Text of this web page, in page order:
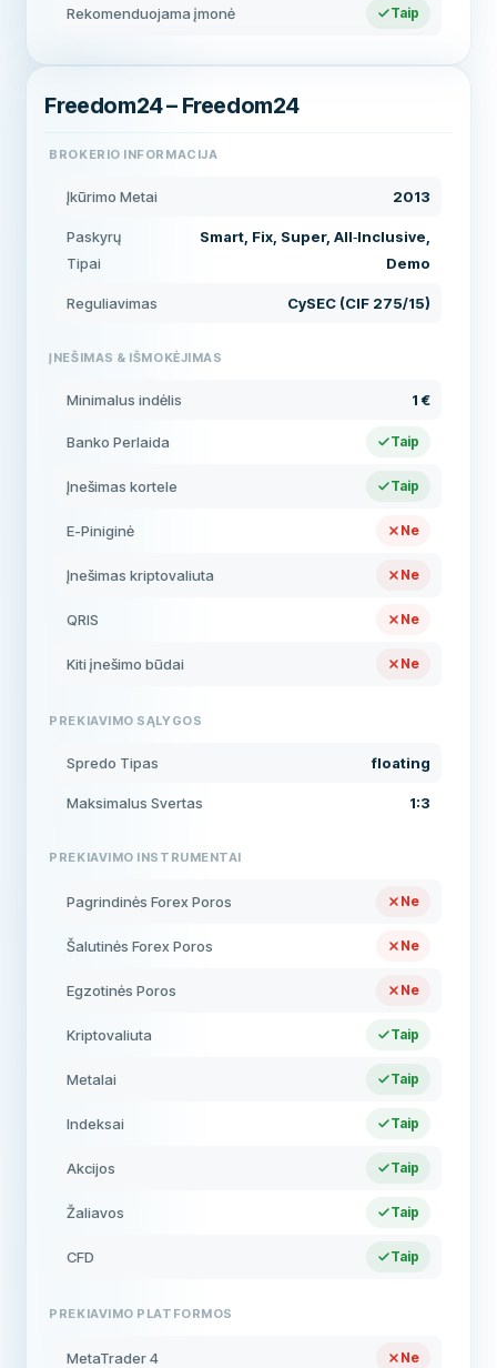
Rekomenduojama įmonė Taip
Freedom24 – Freedom24
BROKERIO INFORMACIJA
Įkūrimo Metai 2013
Paskyrų
Tipai
Smart, Fix, Super, All‑Inclusive,
Demo
Reguliavimas CySEC (CIF 275/15)
ĮNEŠIMAS & IŠMOKĖJIMAS
Minimalus indėlis 1 €
Banko Perlaida Taip
Įnešimas kortele Taip
E-Piniginė Ne
Įnešimas kriptovaliuta Ne
QRIS Ne
Kiti įnešimo būdai Ne
PREKIAVIMO SĄLYGOS
Spredo Tipas floating
Maksimalus Svertas 1:3
PREKIAVIMO INSTRUMENTAI
Pagrindinės Forex Poros Ne
Šalutinės Forex Poros Ne
Egzotinės Poros Ne
Kriptovaliuta Taip
Metalai Taip
Indeksai Taip
Akcijos Taip
Žaliavos Taip
CFD Taip
PREKIAVIMO PLATFORMOS
MetaTrader 4 Ne